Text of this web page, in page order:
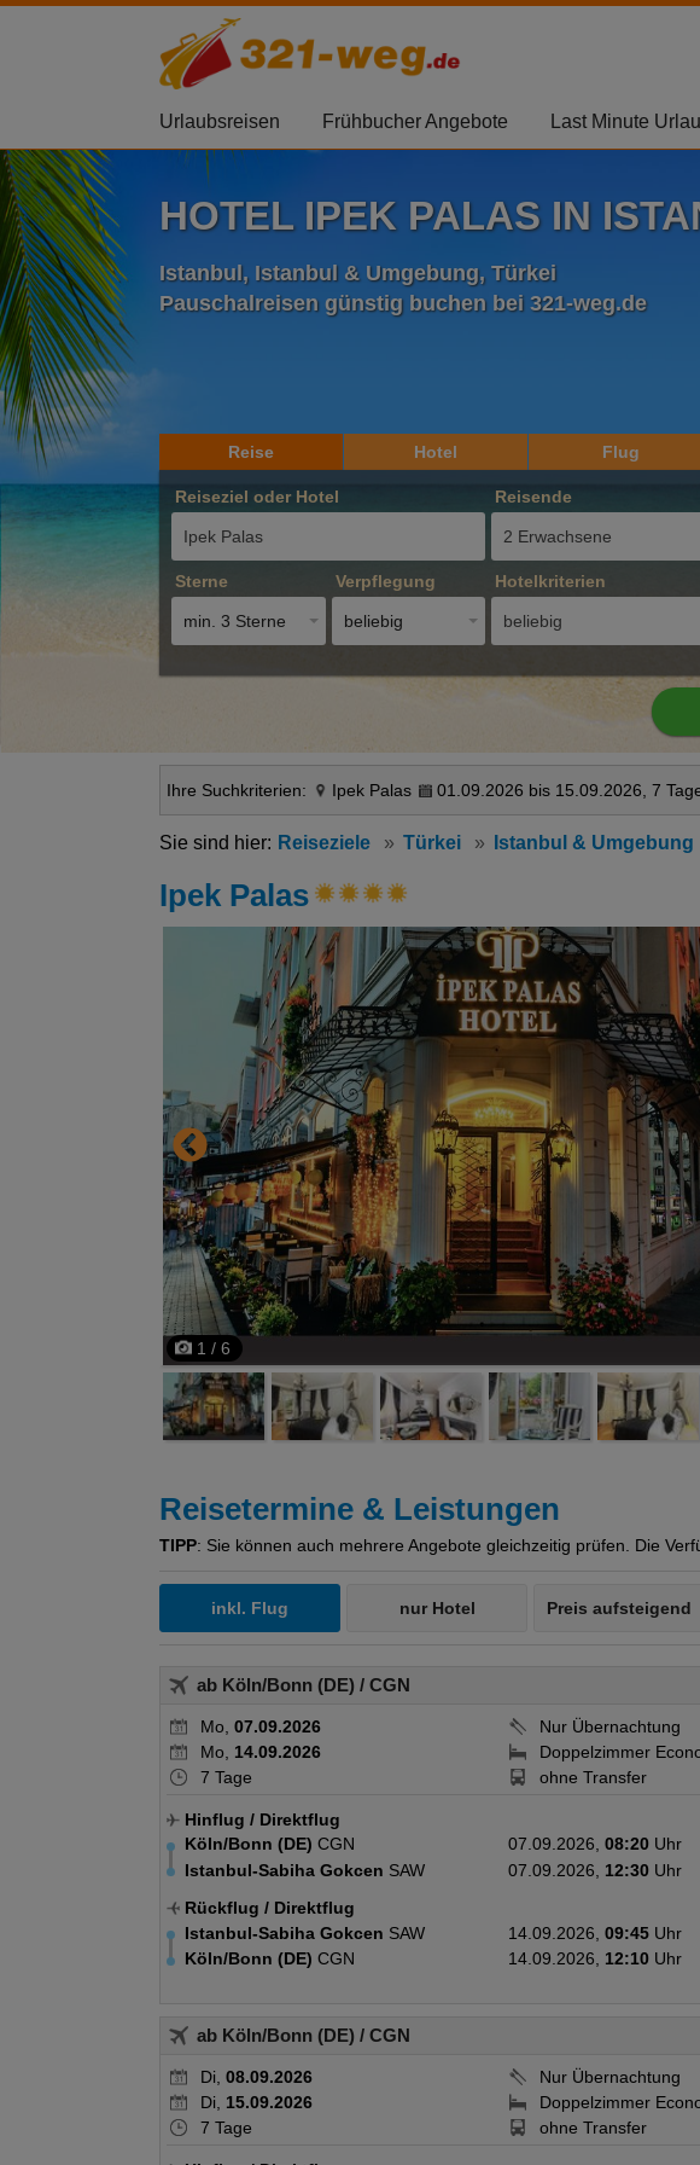
Urlaubsreisen Frühbucher Angebote Last Minute
HOTEL IPEK PALAS IN
Istanbul, Istanbul & Umgebung, Türkei
Pauschalreisen günstig buchen bei 321-weg.de
Reise Hotel Flug
Reiseziel oder Hotel Reisende
2 Erwachsene
Sterne
min. 3 Sterne
Verpflegung
beliebig
Hotelkriterien
beliebig
Ihre Suchkriterien: Ipek Palas 01.09.2026 bis 15.09.2026, 7
Reiseziele Türkei Istanbul & Umgebung
Ipek Palas
1 / 6
Reisetermine & Leistungen
TIPP: Sie können auch mehrere Angebote gleichzeitig prüfen. Die
inkl. Flug nur Hotel Preis aufsteigend
ab Köln/Bonn (DE) / CGN
Mo, 07.09.2026
Mo, 14.09.2026
7 Tage
Nur Übernachtung
Doppelzimmer
ohne Transfer
Hinflug / Direktflug
Köln/Bonn (DE) CGN 07.09.2026, 08:20 Uhr
Istanbul-Sabiha Gokcen SAW 07.09.2026, 12:30 Uhr
Rückflug / Direktflug
Istanbul-Sabiha Gokcen SAW 14.09.2026, 09:45 Uhr
Köln/Bonn (DE) CGN 14.09.2026, 12:10 Uhr
ab Köln/Bonn (DE) / CGN
Di, 08.09.2026
Di, 15.09.2026
7 Tage
Nur Übernachtung
Doppelzimmer
ohne Transfer